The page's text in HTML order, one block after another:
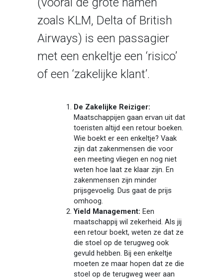
zoals KLM, Delta of British
Airways) is een passagier
met een enkeltje een ‘risico’
of een ‘zakelijke klant’.
De Zakelijke Reiziger:
Maatschappijen gaan ervan uit dat
toeristen altijd een retour boeken.
Wie boekt er een enkeltje? Vaak
zijn dat zakenmensen die voor
een meeting vliegen en nog niet
weten hoe laat ze klaar zijn. En
zakenmensen zijn minder
prijsgevoelig. Dus gaat de prijs
omhoog.
Yield Management: Een
maatschappij wil zekerheid. Als jij
een retour boekt, weten ze dat ze
die stoel op de terugweg ook
gevuld hebben. Bij een enkeltje
moeten ze maar hopen dat ze die
stoel op de terugweg weer aan